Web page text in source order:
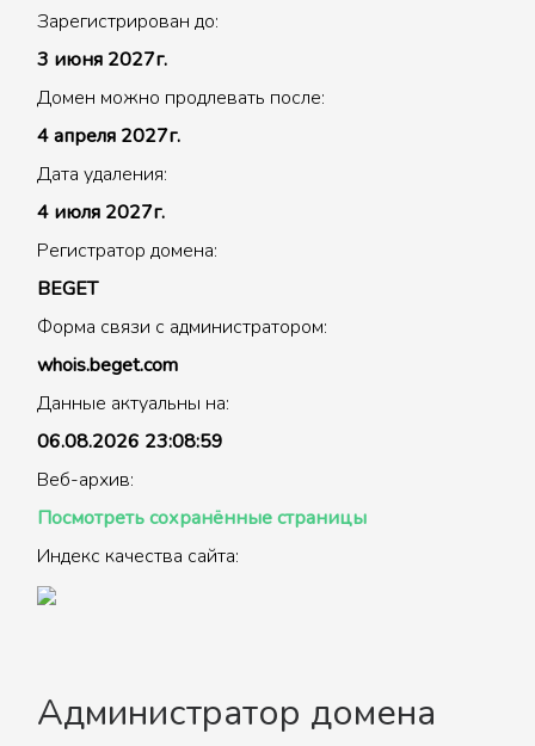
Зарегистрирован до:
3 июня 2027г.
Домен можно продлевать после:
4 апреля 2027г.
Дата удаления:
4 июля 2027г.
Регистратор домена:
BEGET
Форма связи с администратором:
whois.beget.com
Данные актуальны на:
06.08.2026 23:08:59
Веб-архив:
Посмотреть сохранённые страницы
Индекс качества сайта:
Администратор домена